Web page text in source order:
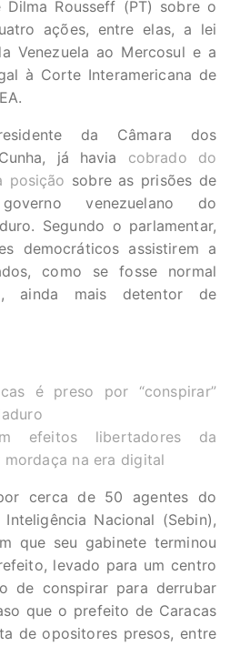
Rousseff (PT) sobre o
ações, entre elas, a lei
Venezuela ao Mercosul e a
à Corte Interamericana de
da Câmara dos
já havia cobrado do
posição sobre as prisões de
venezuelano do
Segundo o parlamentar,
democráticos assistirem a
como se fosse normal
ainda mais detentor de
é preso por “conspirar”
efeitos libertadores da
na era digital
cerca de 50 agentes do
Nacional (Sebin),
que seu gabinete terminou
levado para um centro
de conspirar para derrubar
que o prefeito de Caracas
de opositores presos, entre